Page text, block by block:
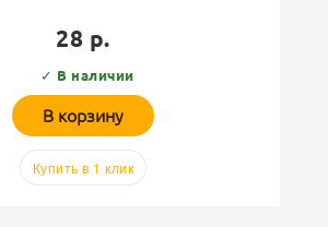
28 р.
✓ В наличии
В корзину
Купить в 1 клик